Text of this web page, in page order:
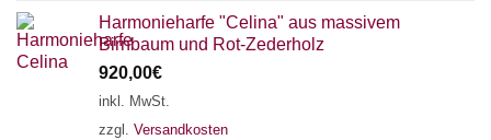
Harmonieharfe "Celina" aus massivem
Birnbaum und Rot-Zederholz
920,00€
inkl. MwSt.
zzgl. Versandkosten